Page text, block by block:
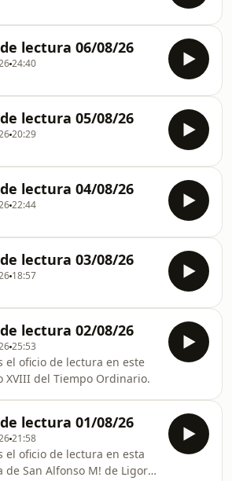
lectura 06/08/26
24:40
lectura 05/08/26
20:29
lectura 04/08/26
22:44
lectura 03/08/26
18:57
lectura 02/08/26
25:53
el oficio de lectura en este
XVIII del Tiempo Ordinario.
lectura 01/08/26
21:58
el oficio de lectura en esta
de San Alfonso M! de Ligorio